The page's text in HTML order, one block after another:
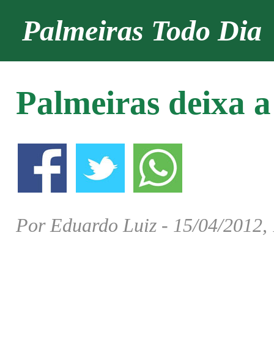
Palmeiras Todo Dia
Palmeiras deixa
Por Eduardo Luiz - 15/04/2012,